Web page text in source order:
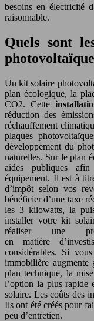
besoins en électricité
raisonnable.
Quels sont
Un kit solaire
plan écologique, la
CO2. Cette
réduction des
réchauffement
plaques
développement du
naturelles. Sur le plan
aides publiques
équipement. Il est à
d’impôt selon vos
bénéficier d’une taxe
les 3 kilowatts, la
installer votre kit
réaliser une
en matière
considérables. Si
immobilière augmente
plan technique, la
l’option la plus rapide
solaire. Les coûts des
Ils ont été créés pour
peu d’entretien.